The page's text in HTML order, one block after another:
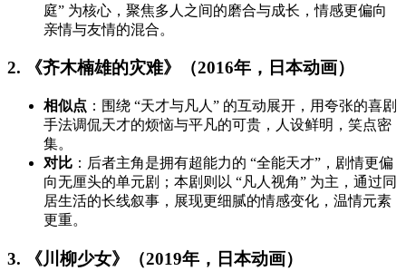
庭” 为核心，聚焦多人之间的磨合与成长，情感更偏向
亲情与友情的混合。
2. 《齐木楠雄的灾难》（2016年，日本动画）
相似点 ：围绕 “天才与凡人” 的互动展开，用夸张的喜剧
手法调侃天才的烦恼与平凡的可贵，人设鲜明，笑点密
集。
对比 ：后者主角是拥有超能力的 “全能天才”，剧情更偏
向无厘头的单元剧；本剧则以 “凡人视角” 为主，通过同
居生活的长线叙事，展现更细腻的情感变化，温情元素
更重。
3. 《川柳少女》（2019年，日本动画）